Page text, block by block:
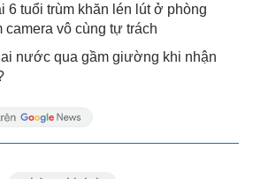
6 tuổi trùm khăn lén lút ở phòng
camera vô cùng tự trách
nước qua gầm giường khi nhận